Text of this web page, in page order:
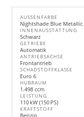
AUSSENFARBE
Nightshade Blue Metallic
INNENAUSSTATTUNG
Schwarz
GETRIEBE
Automatik
ANTRIEBSACHSE
Frontantrieb
SCHADSTOFFKLASSE
Euro 6
HUBRAUM
1.498 ccm
LEISTUNG
110 kW (150 PS)
KRAFTSTOFF
Benzin